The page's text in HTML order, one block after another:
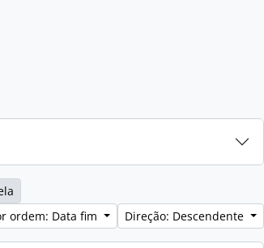
ordem: Data fim
Direção: Descendente